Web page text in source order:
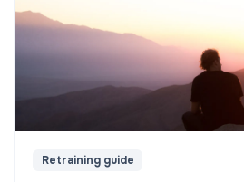
Retraining guide